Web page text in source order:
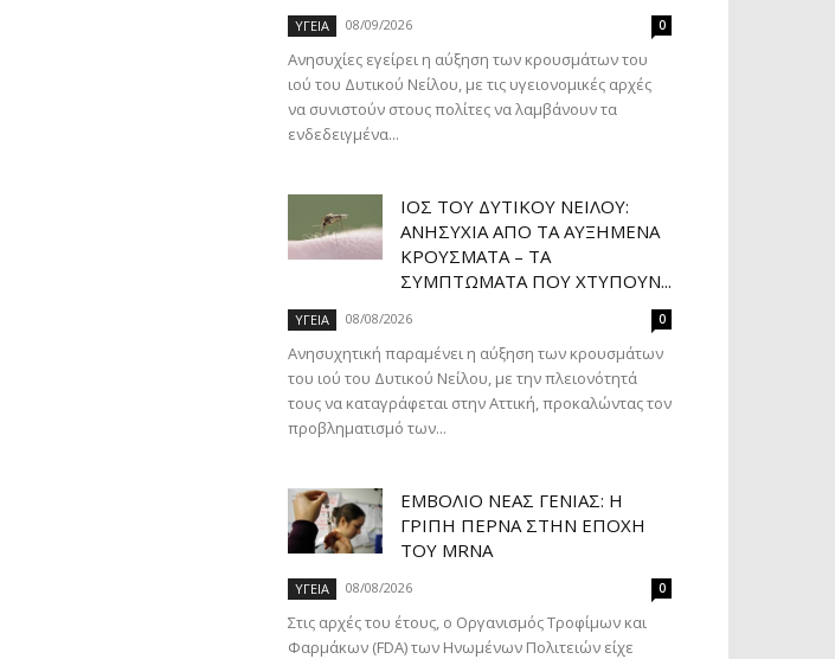
ΥΓΕΙΑ 08/09/2026 0
Ανησυχίες εγείρει η αύξηση των κρουσμάτων του
ιού του Δυτικού Νείλου, με τις υγειονομικές αρχές
να συνιστούν στους πολίτες να λαμβάνουν τα
ενδεδειγμένα...
ΙΌΣ ΤΟΥ ΔΥΤΙΚΟΎ ΝΕΊΛΟΥ:
ΑΝΗΣΥΧΊΑ ΑΠΌ ΤΑ ΑΥΞΗΜΈΝΑ
ΚΡΟΎΣΜΑΤΑ – ΤΑ
ΣΥΜΠΤΏΜΑΤΑ ΠΟΥ ΧΤΥΠΟΎΝ...
ΥΓΕΙΑ 08/08/2026 0
Ανησυχητική παραμένει η αύξηση των κρουσμάτων
του ιού του Δυτικού Νείλου, με την πλειονότητά
τους να καταγράφεται στην Αττική, προκαλώντας τον
προβληματισμό των...
ΕΜΒΌΛΙΟ ΝΈΑΣ ΓΕΝΙΆΣ: Η
ΓΡΊΠΗ ΠΕΡΝΆ ΣΤΗΝ ΕΠΟΧΉ
ΤΟΥ MRNA
ΥΓΕΙΑ 08/08/2026 0
Στις αρχές του έτους, ο Οργανισμός Τροφίμων και
Φαρμάκων (FDA) των Ηνωμένων Πολιτειών είχε